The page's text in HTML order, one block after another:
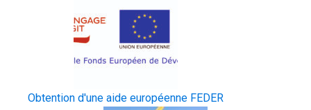
Obtention d'une aide européenne FEDER